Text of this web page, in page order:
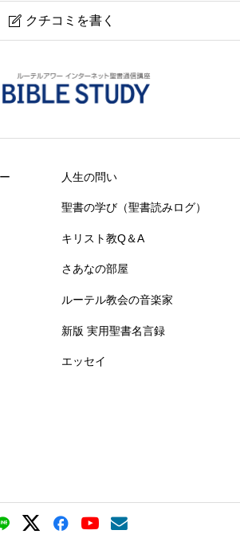
 クチコミを書く
クチコミは投稿できません。
人生の問い
聖書の学び（聖書読みログ）
キリスト教Q＆A
さあなの部屋
ルーテル教会の音楽家
新版 実用聖書名言録
エッセイ